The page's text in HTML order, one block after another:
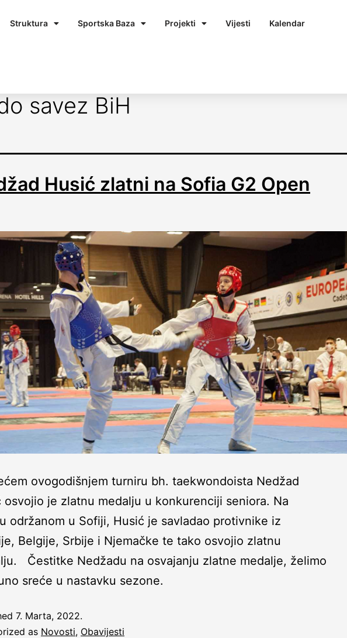
Struktura Sportska Baza Projekti Vijesti Kalendar
savez BiH
Husić zlatni na Sofia G2 Open
ovogodišnjem turniru bh. taekwondoista Nedžad
osvojio je zlatnu medalju u konkurenciji seniora. Na
održanom u Sofiji, Husić je savladao protivnike iz
Belgije, Srbije i Njemačke te tako osvojio zlatnu
Čestitke Nedžadu na osvajanju zlatne medalje, želimo
sreće u nastavku sezone.
7. Marta, 2022.
as Novosti, Obavijesti